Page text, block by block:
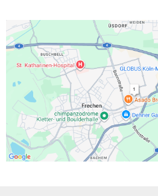
Ist Ihre Werkstatt
Kostenlos